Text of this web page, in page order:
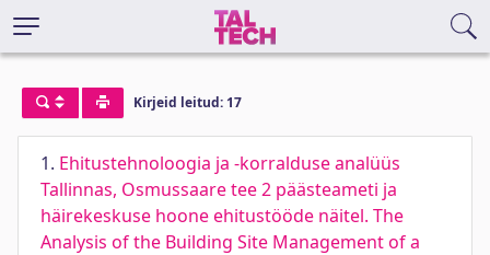
Kirjeid leitud: 17
1. Ehitustehnoloogia ja -korralduse analüüs
Tallinnas, Osmussaare tee 2 päästeameti ja
häirekeskuse hoone ehitustööde näitel. The
Analysis of the Building Site Management of a